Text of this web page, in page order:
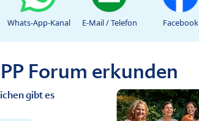
Whats-App-Kanal E-Mail / Telefon Facebook
Forum erkunden
gibt es